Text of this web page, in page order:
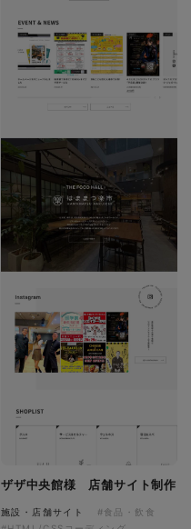
ザザ中央館様 店舗サイト制作
施設・店舗サイト
#食品・飲食